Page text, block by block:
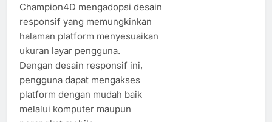
Champion4D mengadopsi desain
responsif yang memungkinkan
halaman platform menyesuaikan
ukuran layar pengguna.
Dengan desain responsif ini,
pengguna dapat mengakses
platform dengan mudah baik
melalui komputer maupun